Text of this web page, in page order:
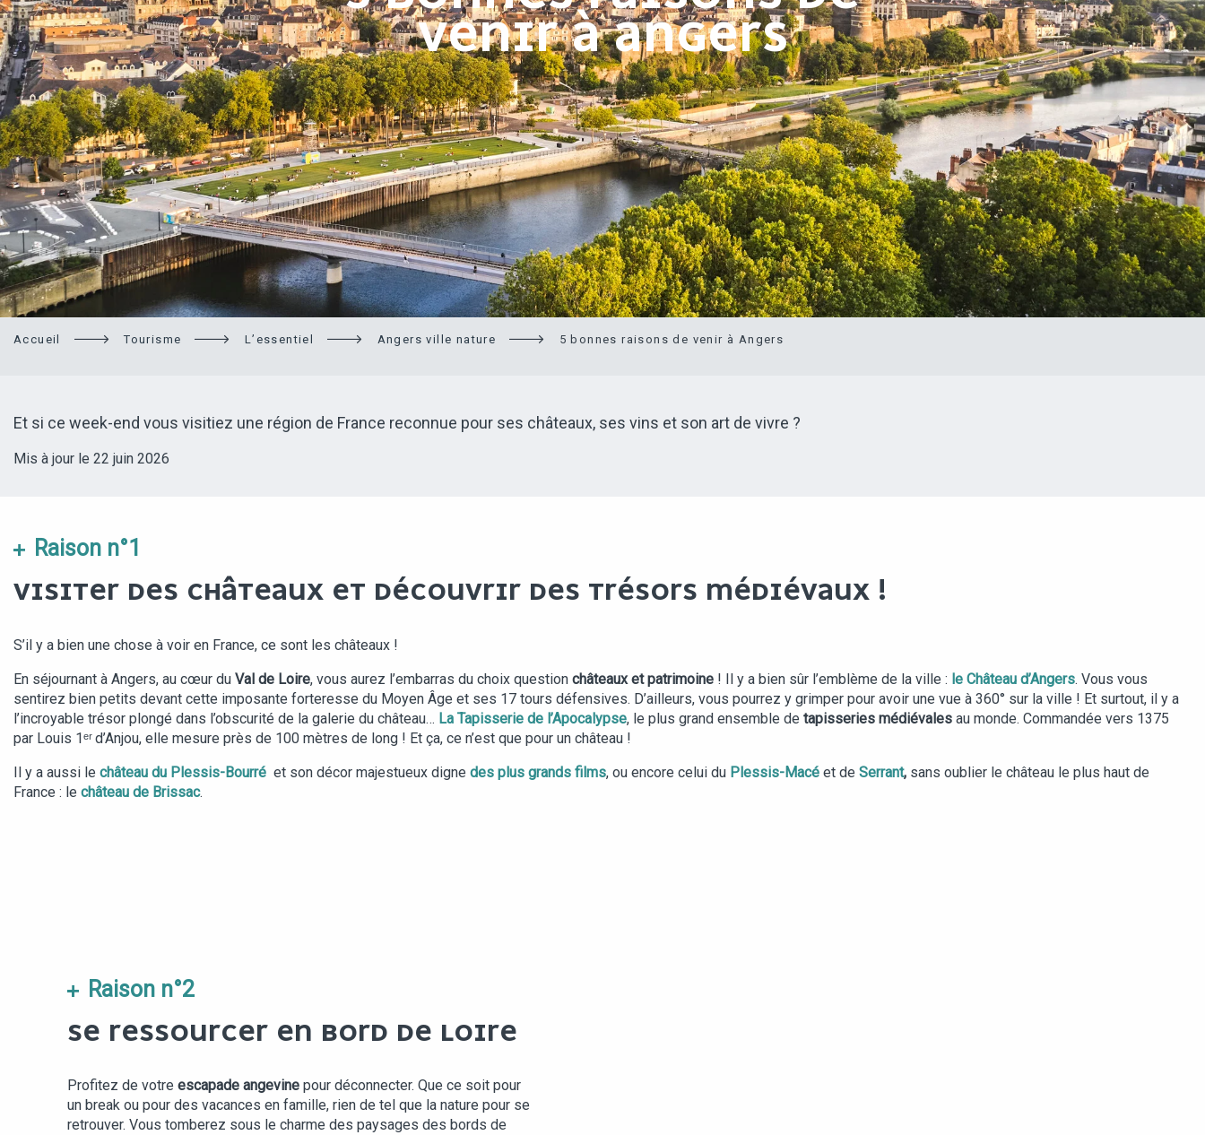
VENIR À ANGERS
Accueil Tourisme L’essentiel Angers ville nature 5 bonnes raisons de venir à Angers
Et si ce week-end vous visitiez une région de France reconnue pour ses châteaux, ses vins et son art de vivre ?
Mis à jour le 22 juin 2026
Raison n°1
VISITER DES CHÂTEAUX ET DÉCOUVRIR DES TRÉSORS MÉDIÉVAUX !
S’il y a bien une chose à voir en France, ce sont les châteaux !
En séjournant à Angers, au cœur du Val de Loire, vous aurez l’embarras du choix question châteaux et patrimoine ! Il y a bien sûr l’emblème de la ville : le Château d’Angers. Vous vous
sentirez bien petits devant cette imposante forteresse du Moyen Âge et ses 17 tours défensives. D’ailleurs, vous pourrez y grimper pour avoir une vue à 360° sur la ville ! Et surtout, il y a
l’incroyable trésor plongé dans l’obscurité de la galerie du château… La Tapisserie de l’Apocalypse, le plus grand ensemble de tapisseries médiévales au monde. Commandée vers 1375
par Louis 1ᵉʳd’Anjou, elle mesure près de 100 mètres de long ! Et ça, ce n’est que pour un château !
Il y a aussi le château du Plessis-Bourré et son décor majestueux digne des plus grands films, ou encore celui du Plessis-Macé et de Serrant, sans oublier le château le plus haut de
France : le château de Brissac.
Raison n°2
SE RESSOURCER EN BORD DE LOIRE
Profitez de votre escapade angevine pour déconnecter. Que ce soit pour
un break ou pour des vacances en famille, rien de tel que la nature pour se
retrouver. Vous tomberez sous le charme des paysages des bords de